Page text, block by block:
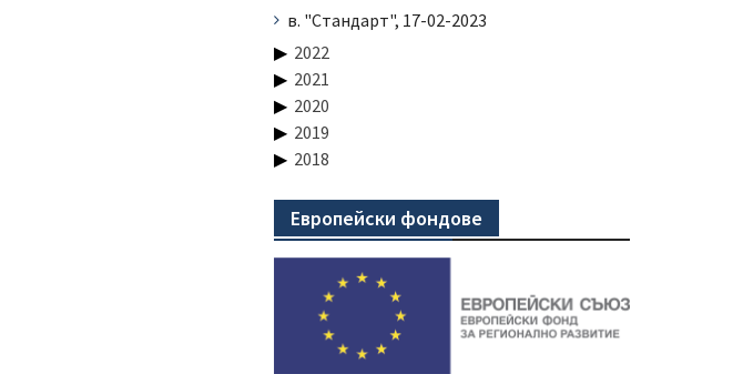
в. "Стандарт", 17-02-2023
2022
2021
2020
2019
2018
Европейски фондове